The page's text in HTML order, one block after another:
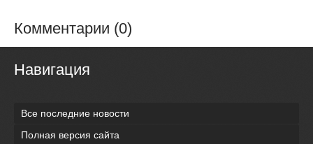
Комментарии (0)
Навигация
Все последние новости
Полная версия сайта